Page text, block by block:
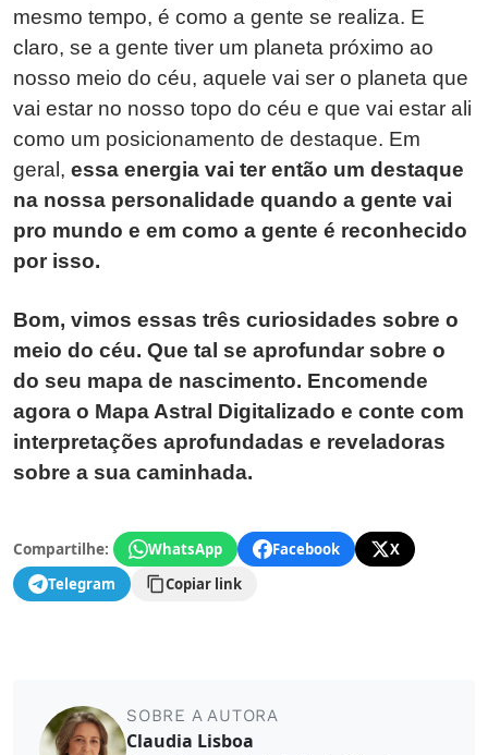
mesmo tempo, é como a gente se realiza. E
claro, se a gente tiver um planeta próximo ao
nosso meio do céu, aquele vai ser o planeta que
vai estar no nosso topo do céu e que vai estar ali
como um posicionamento de destaque. Em
geral, essa energia vai ter então um destaque
na nossa personalidade quando a gente vai
pro mundo e em como a gente é reconhecido
por isso.
Bom, vimos essas três curiosidades sobre o
meio do céu. Que tal se aprofundar sobre o
do seu mapa de nascimento. Encomende
agora o Mapa Astral Digitalizado e conte com
interpretações aprofundadas e reveladoras
sobre a sua caminhada.
Compartilhe: WhatsApp Facebook
X
Telegram
Copiar link
SOBRE A AUTORA
Claudia Lisboa